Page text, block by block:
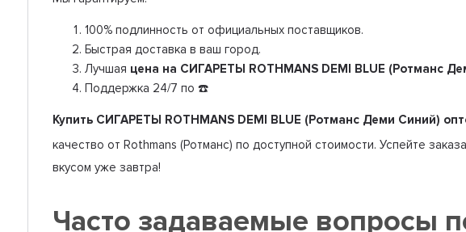
100% подлинность от официальных поставщиков.
Быстрая доставка в ваш город.
Лучшая цена на СИГАРЕТЫ ROTHMANS DEMI BLUE (Ротманс
Поддержка 24/7 по ☎️
Купить СИГАРЕТЫ ROTHMANS DEMI BLUE (Ротманс Деми Синий)
качество от Rothmans (Ротманс) по доступной стоимости. Успейте
вкусом уже завтра!
Часто задаваемые вопросы